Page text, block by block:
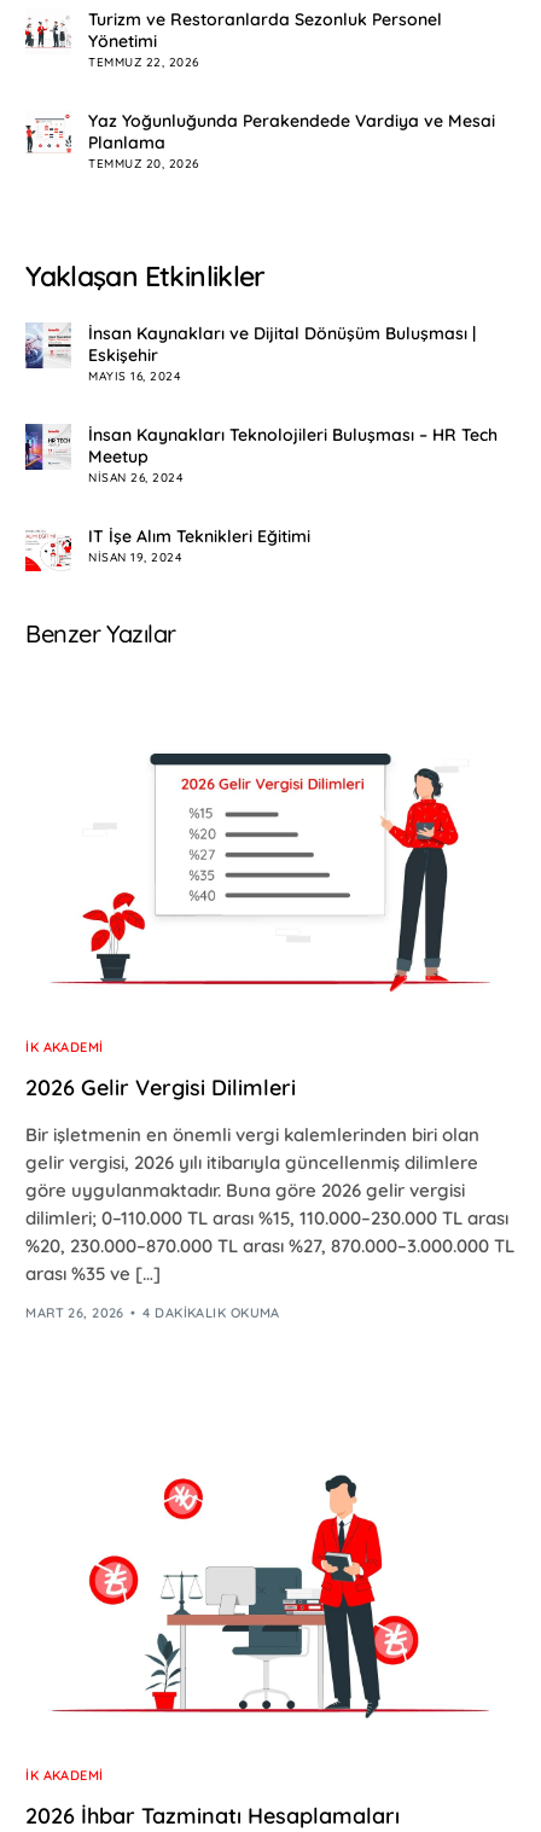
Turizm ve Restoranlarda Sezonluk Personel
Yönetimi
TEMMUZ 22, 2026
Yaz Yoğunluğunda Perakendede Vardiya ve Mesai
Planlama
TEMMUZ 20, 2026
Yaklaşan Etkinlikler
İnsan Kaynakları ve Dijital Dönüşüm Buluşması |
Eskişehir
MAYIS 16, 2024
İnsan Kaynakları Teknolojileri Buluşması – HR Tech
Meetup
NISAN 26, 2024
IT İşe Alım Teknikleri Eğitimi
NISAN 19, 2024
Benzer Yazılar
İK AKADEMI
2026 Gelir Vergisi Dilimleri
Bir işletmenin en önemli vergi kalemlerinden biri olan
gelir vergisi, 2026 yılı itibarıyla güncellenmiş dilimlere
göre uygulanmaktadır. Buna göre 2026 gelir vergisi
dilimleri; 0–110.000 TL arası %15, 110.000–230.000 TL arası
%20, 230.000–870.000 TL arası %27, 870.000–3.000.000 TL
arası %35 ve […]
MART 26, 2026 4 DAKIKALIK OKUMA
İK AKADEMI
2026 İhbar Tazminatı Hesaplamaları